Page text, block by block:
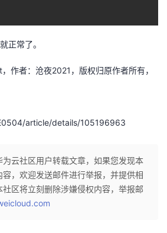
正常了。
作者：沧夜2021，版权归原作者所有，
article/details/105196963
为云社区用户转载文章，如果您发现本
，欢迎发送邮件进行举报，并提供相
区将立刻删除涉嫌侵权内容，举报邮